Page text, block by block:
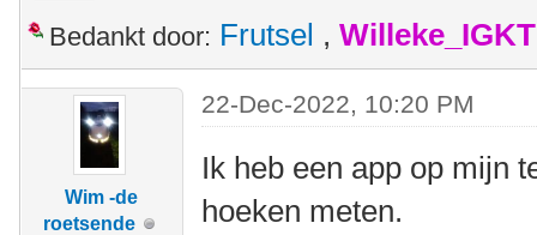
Bedankt door: Frutsel , Willeke_IGKT
Wim -de
roetsende
22-Dec-2022, 10:20 PM
Ik heb een app op mijn
hoeken meten.